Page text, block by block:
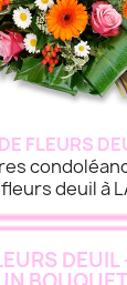
FLEURS
deuil à